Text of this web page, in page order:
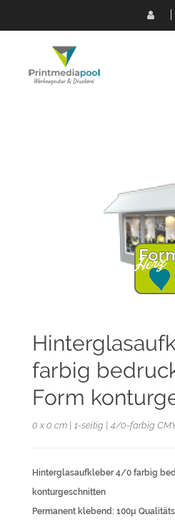
farbig
Form
0 x 0 cm | 1-seitig | 4/0-farbig
Hinterglasaufkleber 4/0 farbig
konturgeschnitten
Permanent klebend: 100µ